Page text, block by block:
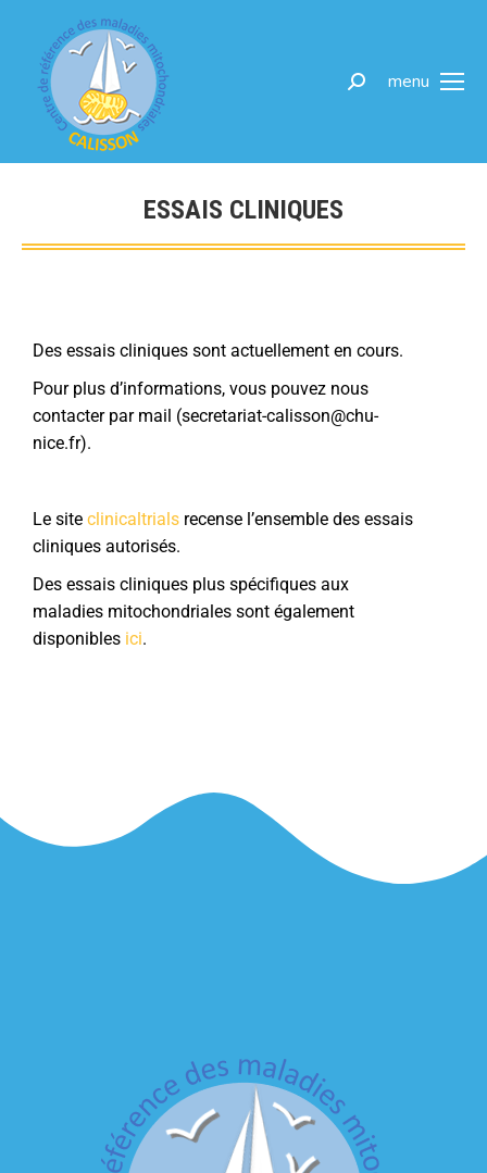
menu
ESSAIS CLINIQUES
Des essais cliniques sont actuellement en cours.
Pour plus d’informations, vous pouvez nous
contacter par mail (secretariat-calisson@chu-
nice.fr).
Le site clinicaltrials recense l’ensemble des essais
cliniques autorisés.
Des essais cliniques plus spécifiques aux
maladies mitochondriales sont également
disponibles ici.